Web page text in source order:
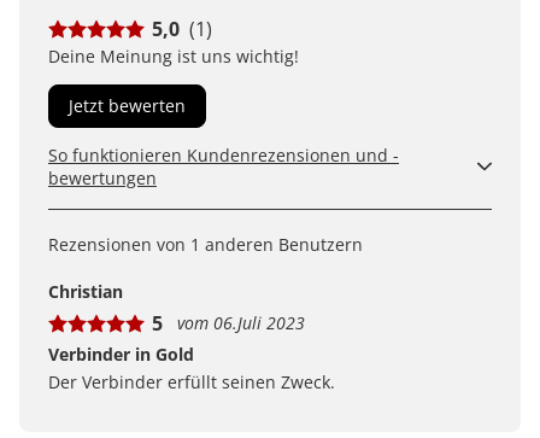
5,0 (1)
Deine Meinung ist uns wichtig!
Jetzt bewerten
So funktionieren Kundenrezensionen und -
bewertungen
zu können. Uns ist wichtig, transparent zu zeigen, wie
Hinweis Verifizierter Kauf bedeutet.
Erfahren Sie mehr darüber, wie Kundenbewertungen
bei uns funktionieren
Rezensionen von 1 anderen Benutzern
Christian
5
vom 06.Juli 2023
Verbinder in Gold
Der Verbinder erfüllt seinen Zweck.